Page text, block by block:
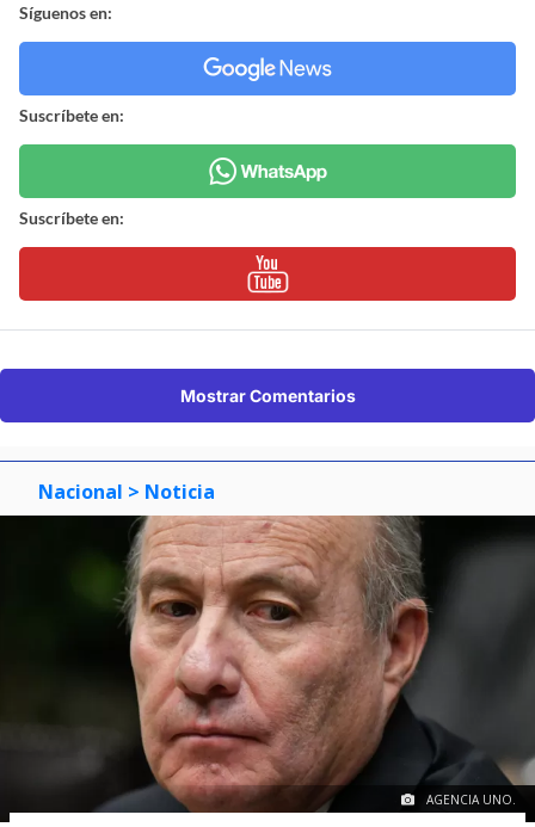
Síguenos en:
Suscríbete en:
Suscríbete en:
Mostrar Comentarios
Nacional > Noticia
AGENCIA UNO.